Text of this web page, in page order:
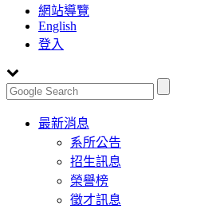
網站導覽
English
登入
Toggle
navigation
最新消息
系所公告
招生訊息
榮譽榜
徵才訊息